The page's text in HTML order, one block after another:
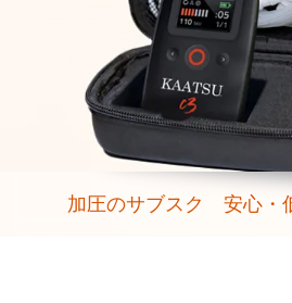
加圧のサブスク 安心・